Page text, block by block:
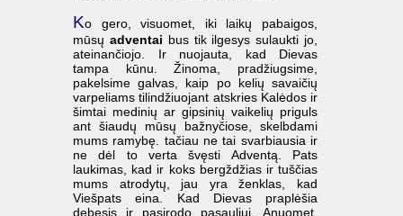
Ko gero, visuomet, iki laikų pabaigos,
mūsų adventai bus tik ilgesys sulaukti jo,
ateinančiojo. Ir nuojauta, kad Dievas
tampa kūnu. Žinoma, pradžiugsime,
pakelsime galvas, kaip po kelių savaičių
varpeliams tilindžiuojant atskries Kalėdos ir
šimtai medinių ar gipsinių vaikelių priguls
ant šiaudų mūsų bažnyčiose, skelbdami
mums ramybę. tačiau ne tai svarbiausia ir
ne dėl to verta švęsti Adventą. Pats
laukimas, kad ir koks bergždžias ir tuščias
mums atrodytų, jau yra ženklas, kad
Viešpats eina. Kad Dievas praplėšia
debesis ir pasirodo pasauliui. Anuomet,